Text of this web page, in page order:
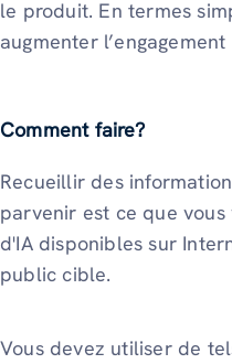
le produit. En termes
augmenter
Comment faire?
Recueillir des
parvenir est ce que
d'IA disponibles sur
public cible.
Vous devez utiliser de